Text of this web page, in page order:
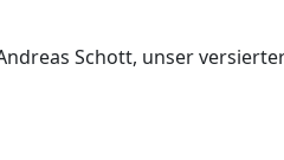
Schott, unser